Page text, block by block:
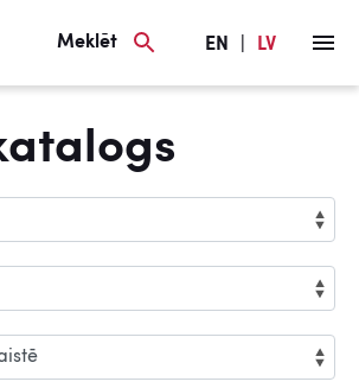
Meklēt EN LV